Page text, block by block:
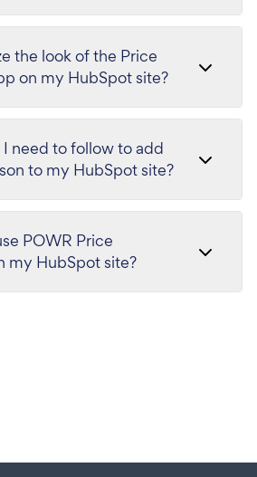
the look of the Price
on my HubSpot site?
need to follow to add
to my HubSpot site?
POWR Price
my HubSpot site?